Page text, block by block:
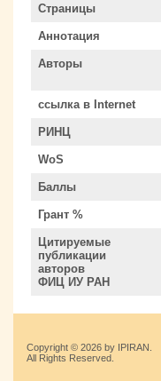
Страницы
Аннотация
Авторы
ссылка в Internet
РИНЦ
WoS
Баллы
Грант %
Цитируемые
публикации
авторов
ФИЦ ИУ РАН
Copyright © 2026 by IPIRAN.
All Rights Reserved.